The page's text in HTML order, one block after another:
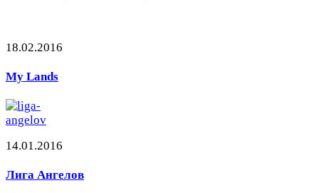
18.02.2016
My Lands
14.01.2016
Лига Ангелов